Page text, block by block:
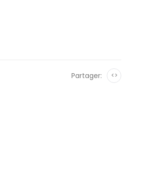
Partager: <>